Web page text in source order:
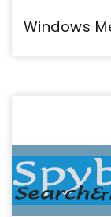
Windows